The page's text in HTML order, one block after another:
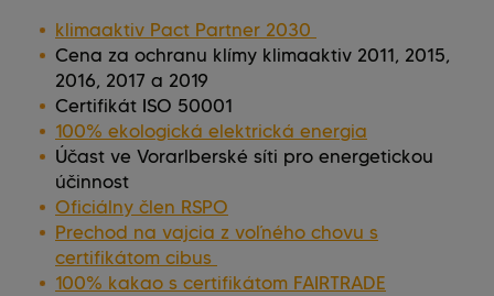
klimaaktiv Pact Partner 2030
Cena za ochranu klímy klimaaktiv 2011, 2015,
2016, 2017 a 2019
Certifikát ISO 50001
100% ekologická elektrická energia
Účast ve Vorarlberské síti pro energetickou
účinnost
Oficiálny člen RSPO
Prechod na vajcia z voľného chovu s
certifikátom cibus
100% kakao s certifikátom FAIRTRADE